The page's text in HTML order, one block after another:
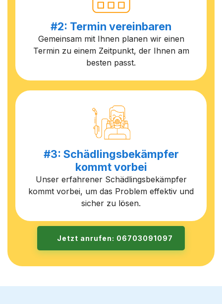
#2: Termin vereinbaren
Gemeinsam mit Ihnen planen wir einen
Termin zu einem Zeitpunkt, der Ihnen am
besten passt.
#3: Schädlingsbekämpfer
kommt vorbei
Unser erfahrener Schädlingsbekämpfer
kommt vorbei, um das Problem effektiv und
sicher zu lösen.
Jetzt anrufen: 06703091097